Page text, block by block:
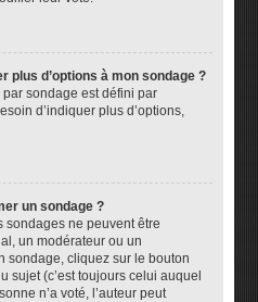
plus d’options à mon sondage ?
par sondage est défini par
d’indiquer plus d’options,
un sondage ?
sondages ne peuvent être
un modérateur ou un
sondage, cliquez sur le bouton
sujet (c’est toujours celui auquel
n’a voté, l’auteur peut